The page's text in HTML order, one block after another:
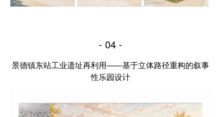
- 04 -
景德镇东站工业遗址再利用——基于立体路径重构的叙事
性乐园设计